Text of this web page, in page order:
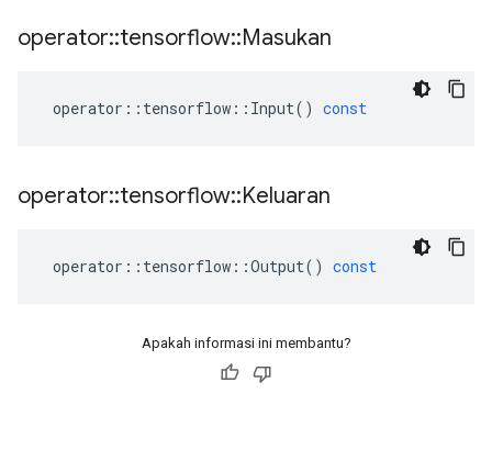
operator::tensorflow::Masukan
operator :: tensorflow :: Input() const
operator::tensorflow::Keluaran
operator :: tensorflow ::Output() const
Apakah informasi ini membantu?